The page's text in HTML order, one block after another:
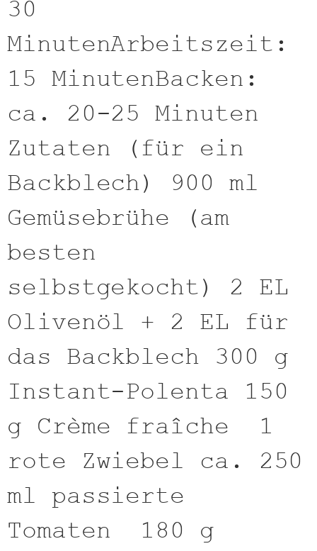
30
MinutenArbeitszeit:
15 MinutenBacken:
ca. 20-25 Minuten
Zutaten (für ein
Backblech) 900 ml
Gemüsebrühe (am
besten
selbstgekocht) 2 EL
Olivenöl + 2 EL für
das Backblech 300 g
Instant-Polenta 150
g Crème fraîche 1
rote Zwiebel ca. 250
ml passierte
Tomaten 180 g